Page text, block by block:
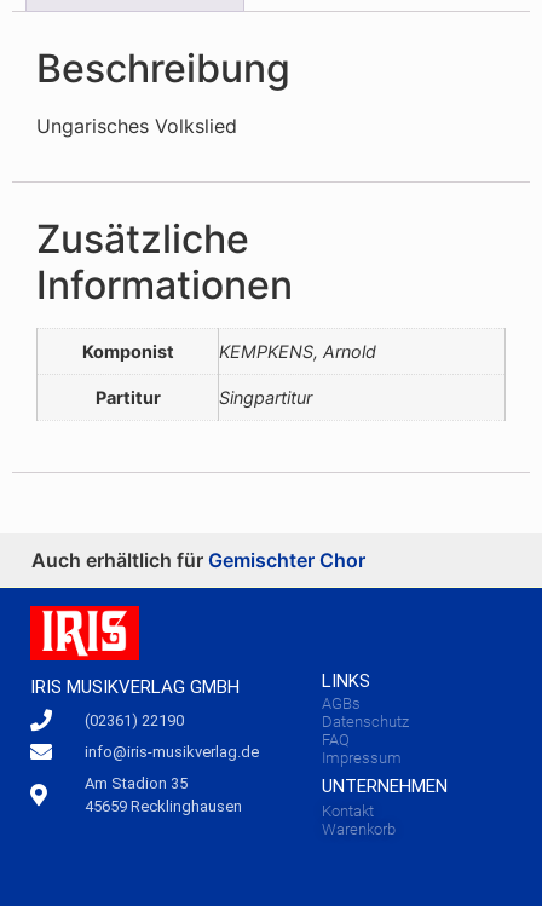
Beschreibung
Ungarisches Volkslied
Zusätzliche
Informationen
Komponist KEMPKENS, Arnold
Partitur Singpartitur
Auch erhältlich für Gemischter Chor
IRIS MUSIKVERLAG GMBH
(02361) 22190
info@iris-musikverlag.de
Am Stadion 35
45659 Recklinghausen
LINKS
AGBs
Datenschutz
FAQ
Impressum
UNTERNEHMEN
Kontakt
Warenkorb